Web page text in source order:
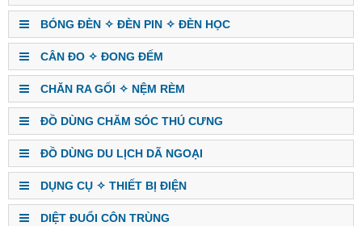
BÓNG ĐÈN ✧ ĐÈN PIN ✧ ĐÈN HỌC
CÂN ĐO ✧ ĐONG ĐẾM
CHĂN RA GỐI ✧ NỆM RÈM
ĐỒ DÙNG CHĂM SÓC THÚ CƯNG
ĐỒ DÙNG DU LỊCH DÃ NGOẠI
DỤNG CỤ ✧ THIẾT BỊ ĐIỆN
DIỆT ĐUỔI CÔN TRÙNG